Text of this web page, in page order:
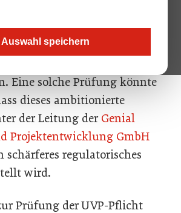
Auswahl speichern
Behörden eine mögliche
Eine solche Prüfung könnte
dieses ambitionierte
der Leitung der Genial
Projektentwicklung GmbH
schärferes regulatorisches
wird.
Prüfung der UVP-Pflicht